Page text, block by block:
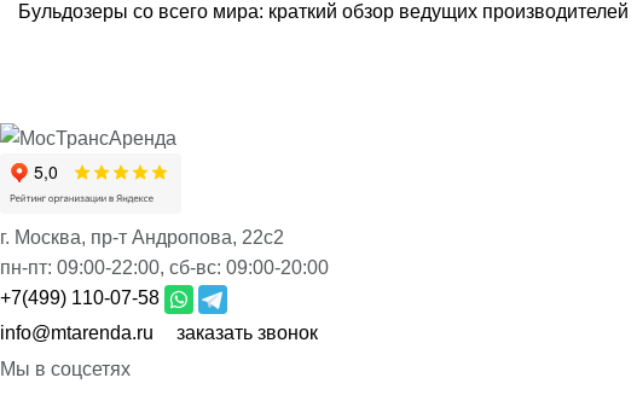
Бульдозеры со всего мира: краткий обзор ведущих производителей
г. Москва, пр-т Андропова, 22с2
пн-пт: 09:00-22:00, сб-вс: 09:00-20:00
+7(499) 110-07-58
info@mtarenda.ru
заказать звонок
Мы в соцсетях